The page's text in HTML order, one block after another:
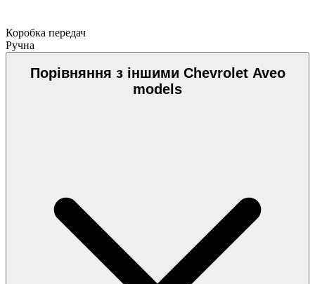
Коробка передач
Ручна
Порівняння з іншими Chevrolet Aveo
models